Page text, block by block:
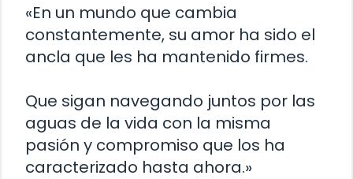
«En un mundo que cambia
constantemente, su amor ha sido el
ancla que les ha mantenido firmes.
Que sigan navegando juntos por las
aguas de la vida con la misma
pasión y compromiso que los ha
caracterizado hasta ahora.»